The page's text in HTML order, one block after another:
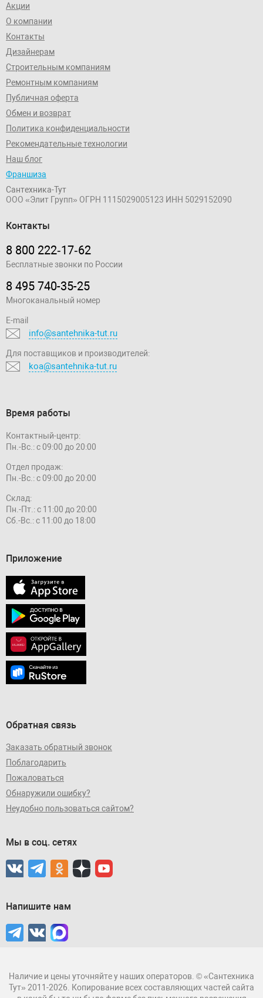
Акции
О компании
Контакты
Дизайнерам
Строительным компаниям
Ремонтным компаниям
Публичная оферта
Обмен и возврат
Политика конфиденциальности
Рекомендательные технологии
Наш блог
Франшиза
Сантехника-Тут
ООО «Элит Групп» ОГРН 1115029005123 ИНН 5029152090
Контакты
8 800 222‑17‑62
Бесплатные звонки по России
8 495 740-35-25
Многоканальный номер
E-mail
info@santehnika-tut.ru
Для поставщиков и производителей:
koa@santehnika-tut.ru
Время работы
Контактный-центр:
Пн.-Вс.: с 09:00 до 20:00
Отдел продаж:
Пн.-Вс.: с 09:00 до 20:00
Склад:
Пн.-Пт.: с 11:00 до 20:00
Сб.-Вс.: с 11:00 до 18:00
Приложение
Обратная связь
Заказать обратный звонок
Поблагодарить
Пожаловаться
Обнаружили ошибку?
Неудобно пользоваться сайтом?
Мы в соц. сетях
Напишите нам
Наличие и цены уточняйте у наших операторов. © «Сантехника
Тут» 2011-2026. Копирование всех составляющих частей сайта